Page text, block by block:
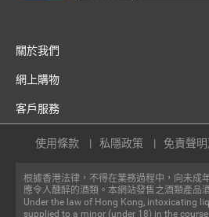
關於我們
網上購物
客戶服務
根據香港法律，不得在業務過程中，向未成
應令人醺醉的酒類。本網站發售之酒類產品
Under the law of Hong Kong, intoxicating
supplied to a minor (under 18) in the
使用條款 私隱政策 免責聲